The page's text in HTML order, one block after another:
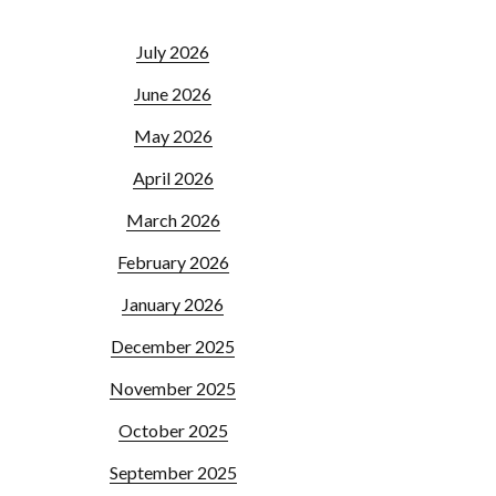
July 2026
June 2026
May 2026
April 2026
March 2026
February 2026
January 2026
December 2025
November 2025
October 2025
September 2025